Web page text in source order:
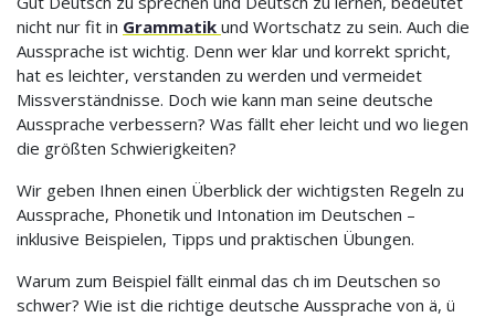
nicht nur fit in Grammatik und Wortschatz zu sein. Auch die
Aussprache ist wichtig. Denn wer klar und korrekt spricht,
hat es leichter, verstanden zu werden und vermeidet
Missverständnisse. Doch wie kann man seine deutsche
Aussprache verbessern? Was fällt eher leicht und wo liegen
die größten Schwierigkeiten?
Wir geben Ihnen einen Überblick der wichtigsten Regeln zu
Aussprache, Phonetik und Intonation im Deutschen –
inklusive Beispielen, Tipps und praktischen Übungen.
Warum zum Beispiel fällt einmal das ch im Deutschen so
schwer? Wie ist die richtige deutsche Aussprache von ä, ü